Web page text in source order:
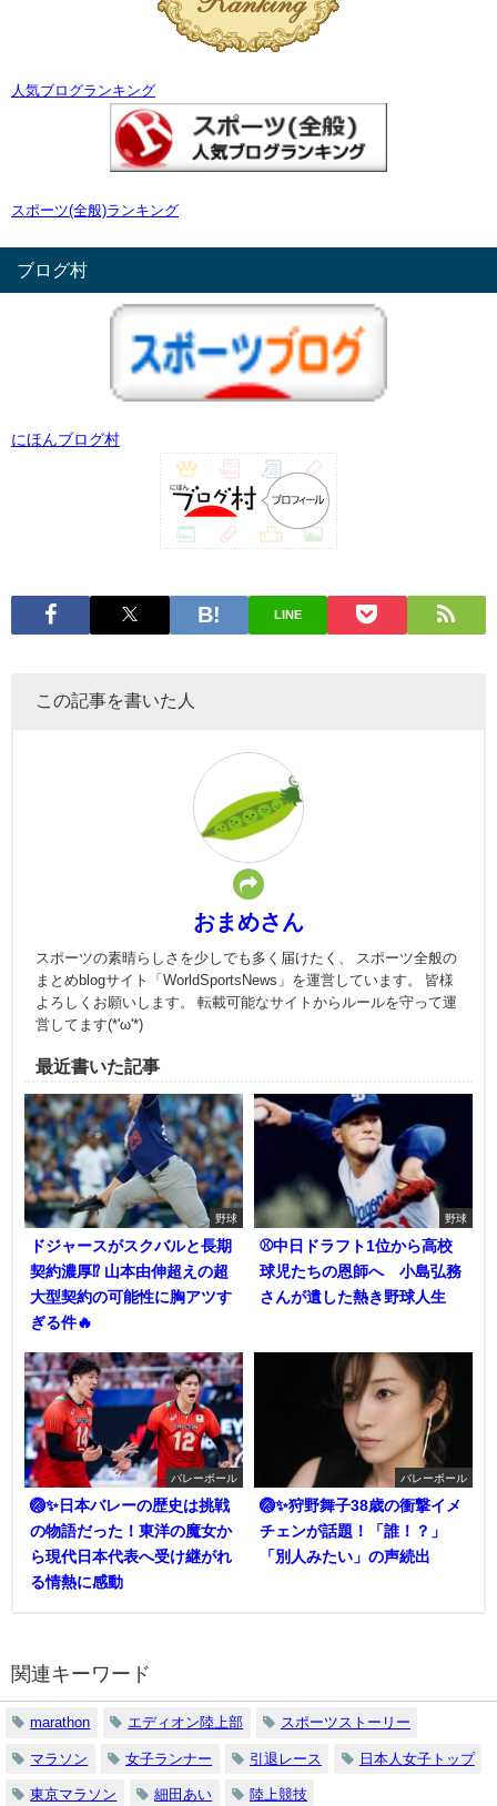
人気ブログランキング
スポーツ(全般)ランキング
ブログ村
にほんブログ村
LINE
この記事を書いた人
おまめさん
スポーツの素晴らしさを少しでも多く届けたく、 スポーツ全般の
まとめblogサイト「WorldSportsNews」を運営しています。 皆様
よろしくお願いします。 転載可能なサイトからルールを守って運
営してます(*'ω'*)
最近書いた記事
野球
ドジャースがスクバルと長期
契約濃厚⁉︎ 山本由伸超えの超
大型契約の可能性に胸アツす
ぎる件🔥
野球
⚾中日ドラフト1位から高校
球児たちの恩師へ 小島弘務
さんが遺した熱き野球人生
バレーボール
🏐✨日本バレーの歴史は挑戦
の物語だった！東洋の魔女か
ら現代日本代表へ受け継がれ
る情熱に感動
バレーボール
🏐✨狩野舞子38歳の衝撃イメ
チェンが話題！「誰！？」
「別人みたい」の声続出
関連キーワード
marathon エディオン陸上部 スポーツストーリー
マラソン 女子ランナー 引退レース 日本人女子トップ
東京マラソン 細田あい 陸上競技